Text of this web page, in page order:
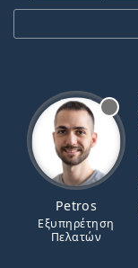
Petros
Εξυπηρέτηση
Πελατών